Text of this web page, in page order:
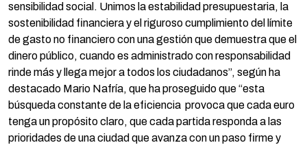
sensibilidad social. Unimos la estabilidad presupuestaria, la
sostenibilidad financiera y el riguroso cumplimiento del límite
de gasto no financiero con una gestión que demuestra que el
dinero público, cuando es administrado con responsabilidad
rinde más y llega mejor a todos los ciudadanos”, según ha
destacado Mario Nafría, que ha proseguido que “esta
búsqueda constante de la eficiencia provoca que cada euro
tenga un propósito claro, que cada partida responda a las
prioridades de una ciudad que avanza con un paso firme y